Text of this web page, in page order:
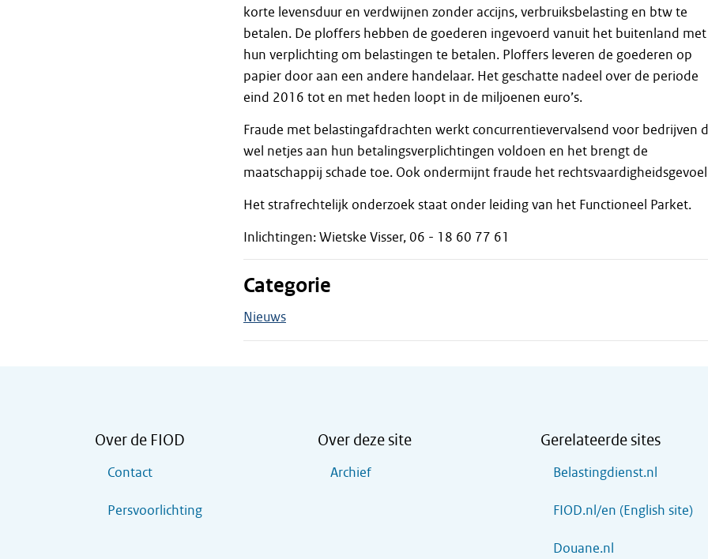
korte levensduur en verdwijnen zonder accijns, verbruiksbelasting en btw te
betalen. De ploffers hebben de goederen ingevoerd vanuit het buitenland met
hun verplichting om belastingen te betalen. Ploffers leveren de goederen op
papier door aan een andere handelaar. Het geschatte nadeel over de periode
eind 2016 tot en met heden loopt in de miljoenen euro’s.
Fraude met belastingafdrachten werkt concurrentievervalsend voor bedrijven
wel netjes aan hun betalingsverplichtingen voldoen en het brengt de
maatschappij schade toe. Ook ondermijnt fraude het
Het strafrechtelijk onderzoek staat onder leiding van het Functioneel Parket.
Inlichtingen: Wietske Visser, 06 - 18 60 77 61
Categorie
Nieuws
Over de FIOD
Contact
Persvoorlichting
Over deze site
Archief
Gerelateerde sites
Belastingdienst.nl
FIOD.nl/en (English site)
Douane.nl